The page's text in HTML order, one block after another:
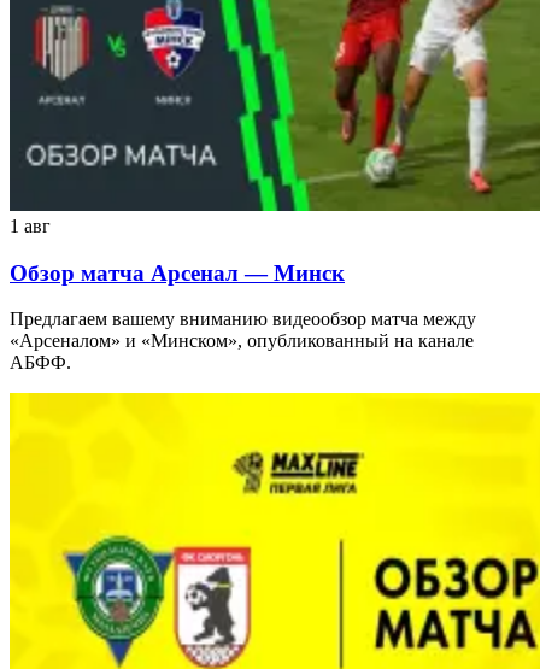
1 авг
Обзор матча Арсенал — Минск
Предлагаем вашему вниманию видеообзор матча между
«Арсеналом» и «Минском», опубликованный на канале
АБФФ.